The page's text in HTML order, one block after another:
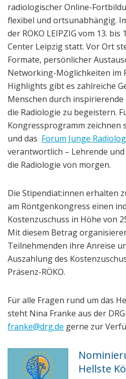
radiologischer Online-
flexibel und ortsunabhängig.
der RÖKO LEIPZIG vom 13. bis
Center Leipzig statt. Vor Ort
Formate, persönlicher
Networking-Möglichkeiten im
Highlights gibt es zahlreiche
Menschen durch
die Radiologie zu begeistern.
Kongressprogramm zeichnen
und das Forum Junge
verantwortlich – Lehrende
die Radiologie von morgen.
Die Stipendiat:innen erhalten
am Röntgenkongress einen
Kostenzuschuss in Höhe von
Mit diesem Betrag
Teilnehmenden ihre Anreise
Auszahlung des
Präsenz-RÖKO.
Für alle Fragen rund um das
steht Nina Franke aus der
franke@drg.de gerne zur
Hellste